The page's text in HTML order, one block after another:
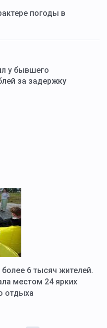
погоды в
у бывшего
за задержку
6 тысяч жителей.
местом 24 ярких
отдыха